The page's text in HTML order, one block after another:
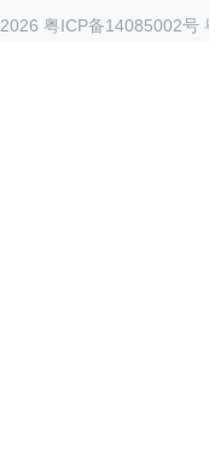
2026 粤ICP备14085002号